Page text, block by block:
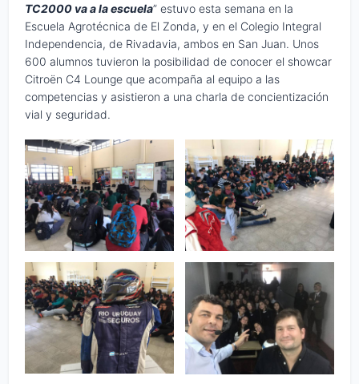
TC2000 va a la escuela” estuvo esta semana en la
Escuela Agrotécnica de El Zonda, y en el Colegio Integral
Independencia, de Rivadavia, ambos en San Juan. Unos
600 alumnos tuvieron la posibilidad de conocer el showcar
Citroën C4 Lounge que acompaña al equipo a las
competencias y asistieron a una charla de concientización
vial y seguridad.